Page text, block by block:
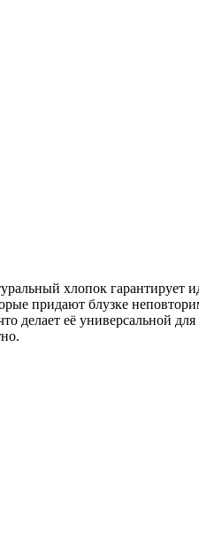
хлопок гарантирует
придают блузке
делает её универсальной